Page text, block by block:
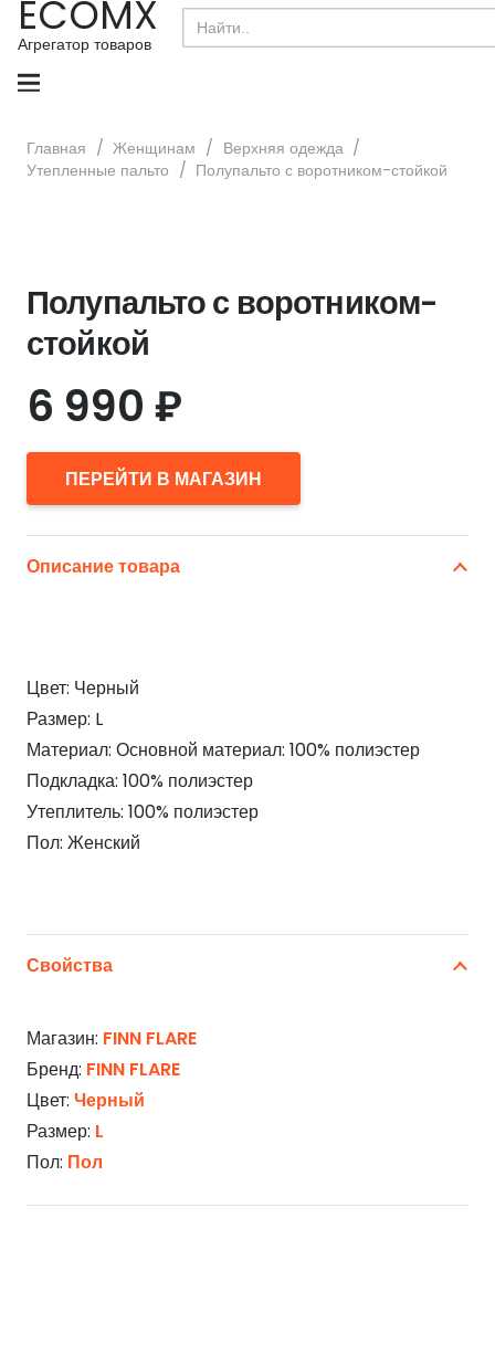
ECOMX
Агрегатор товаров
Search
for:
Главная / Женщинам / Верхняя одежда /
Утепленные пальто / Полупальто с воротником-стойкой
Полупальто с воротником-
стойкой
6 990 ₽
ПЕРЕЙТИ В МАГАЗИН
Описание товара
Цвет: Черный
Размер: L
Материал: Основной материал: 100% полиэстер
Подкладка: 100% полиэстер
Утеплитель: 100% полиэстер
Пол: Женский
Свойства
Магазин: FINN FLARE
Бренд: FINN FLARE
Цвет: Черный
Размер: L
Пол: Пол